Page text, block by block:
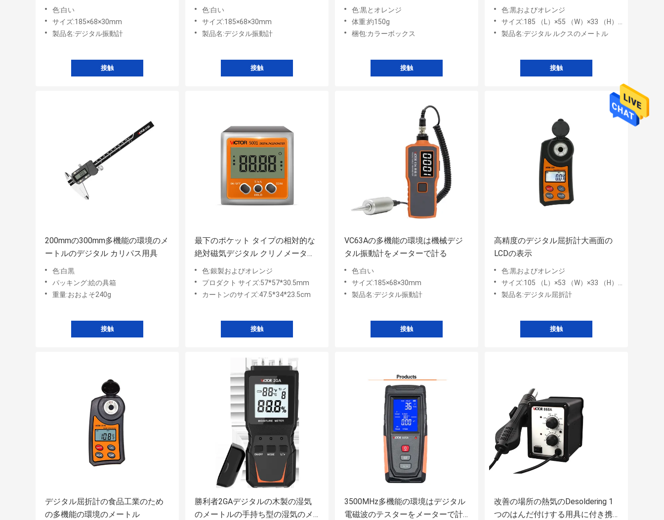
色:白い
サイズ:185×68×30mm
製品名:デジタル振動計
接触
メートル
色:白い
サイズ:185×68×30mm
製品名:デジタル振動計
接触
度 0~99.9%RH
色:黒とオレンジ
体重:約150g
梱包:カラーボックス
接触
色:黒およびオレンジ
サイズ:185 （L）×55 （W）×33 （H） mm
製品名:デジタル ルクスのメートル
接触
200mmの300mm多機能の環境のメ
ートルのデジタル カリパス用具
色:白黒
パッキング:絵の具箱
重量:おおよそ240g
接触
最下のポケット タイプの相対的な
絶対磁気デジタル クリノメーター
4*90°の磁石
色:銀製およびオレンジ
プロダクト サイズ:57*57*30.5mm
カートンのサイズ:47.5*34*23.5cm
接触
VC63Aの多機能の環境は機械デジ
タル振動計をメーターで計る
色:白い
サイズ:185×68×30mm
製品名:デジタル振動計
接触
高精度のデジタル屈折計大画面の
LCDの表示
色:黒およびオレンジ
サイズ:105 （L）×53 （W）×33 （H） mm
製品名:デジタル屈折計
接触
デジタル屈折計の食品工業のため
の多機能の環境のメートル
勝利者2GAデジタルの木製の湿気
のメートルの手持ち型の湿気のメ
3500MHz多機能の環境はデジタル
電磁波のテスターをメーターで計
改善の場所の熱気のDesoldering 1
つのはんだ付けする用具に付き携